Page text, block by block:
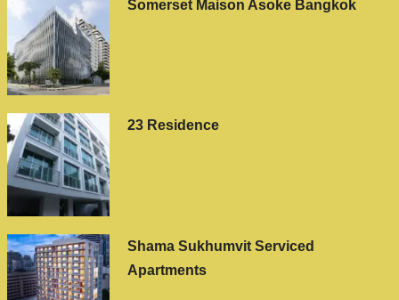
Somerset Maison Asoke Bangkok
23 Residence
Shama Sukhumvit Serviced
Apartments